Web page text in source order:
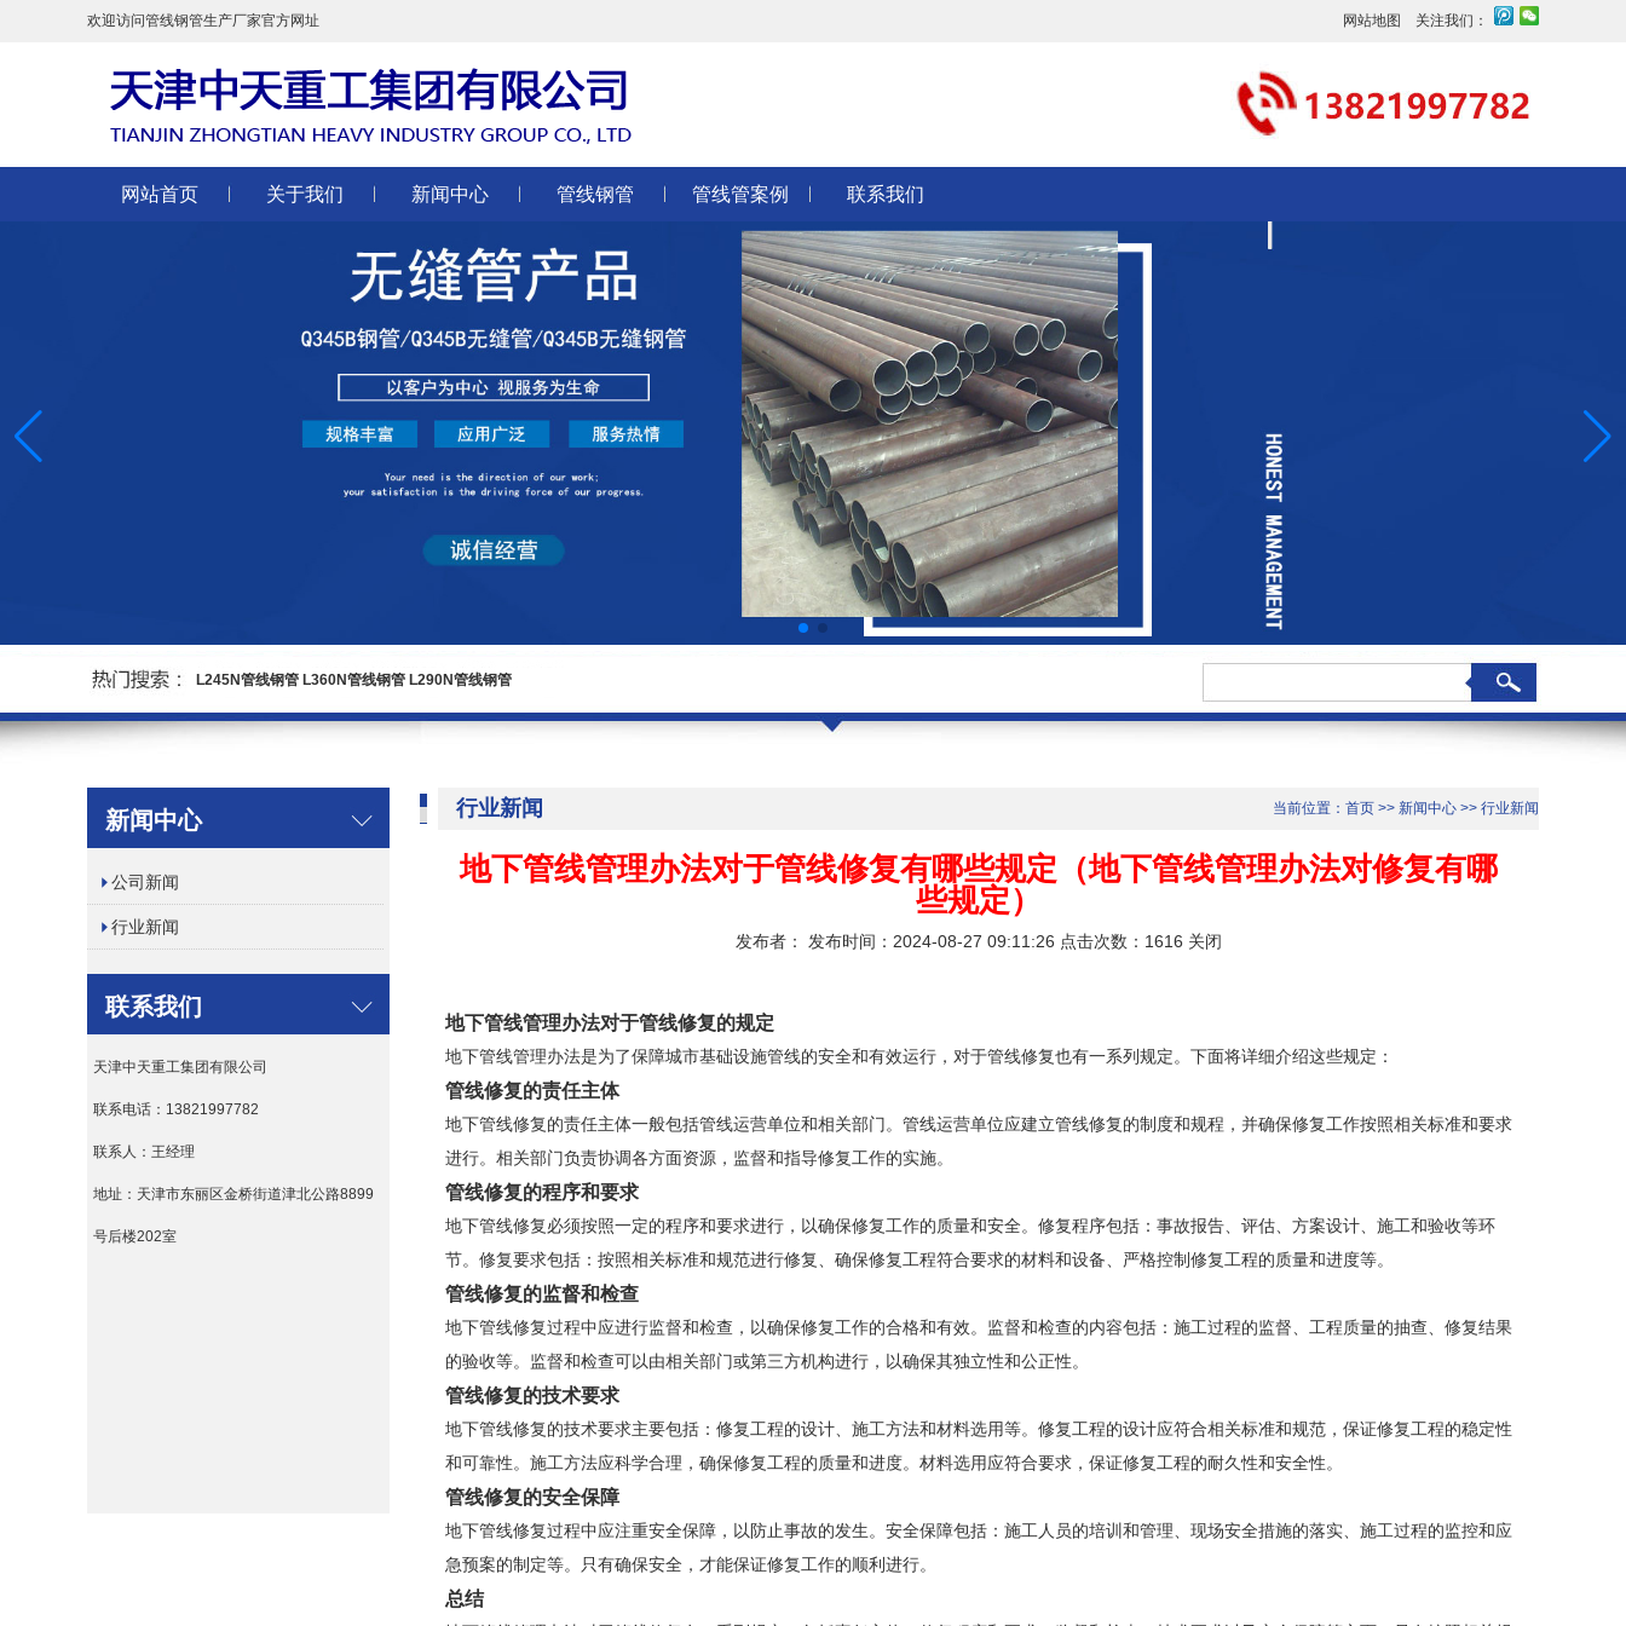
欢迎访问管线钢管生产厂家官方网址 网站地图 关注我们：
网站首页 关于我们 新闻中心 管线钢管 管线管案例 联系我们
L245N管线钢管 L360N管线钢管 L290N管线钢管
新闻中心
公司新闻
行业新闻
联系我们
天津中天重工集团有限公司
联系电话：13821997782
联系人：王经理
地址：天津市东丽区金桥街道津北公路8899
号后楼202室
当前位置： 首页 >> 新闻中心 >> 行业新闻
行业新闻
地下管线管理办法对于管线修复有哪些规定（地下管线管理办法对修复有哪
些规定）
发布者： 发布时间：2024-08-27 09:11:26 点击次数：1616 关闭
地下管线管理办法对于管线修复的规定
地下管线管理办法是为了保障城市基础设施管线的安全和有效运行，对于管线修复也有一系列规定。下面将详细介绍这些规定：
管线修复的责任主体
地下管线修复的责任主体一般包括管线运营单位和相关部门。管线运营单位应建立管线修复的制度和规程，并确保修复工作按照相关标准和要求
进行。相关部门负责协调各方面资源，监督和指导修复工作的实施。
管线修复的程序和要求
地下管线修复必须按照一定的程序和要求进行，以确保修复工作的质量和安全。修复程序包括：事故报告、评估、方案设计、施工和验收等环
节。修复要求包括：按照相关标准和规范进行修复、确保修复工程符合要求的材料和设备、严格控制修复工程的质量和进度等。
管线修复的监督和检查
地下管线修复过程中应进行监督和检查，以确保修复工作的合格和有效。监督和检查的内容包括：施工过程的监督、工程质量的抽查、修复结果
的验收等。监督和检查可以由相关部门或第三方机构进行，以确保其独立性和公正性。
管线修复的技术要求
地下管线修复的技术要求主要包括：修复工程的设计、施工方法和材料选用等。修复工程的设计应符合相关标准和规范，保证修复工程的稳定性
和可靠性。施工方法应科学合理，确保修复工程的质量和进度。材料选用应符合要求，保证修复工程的耐久性和安全性。
管线修复的安全保障
地下管线修复过程中应注重安全保障，以防止事故的发生。安全保障包括：施工人员的培训和管理、现场安全措施的落实、施工过程的监控和应
急预案的制定等。只有确保安全，才能保证修复工作的顺利进行。
总结